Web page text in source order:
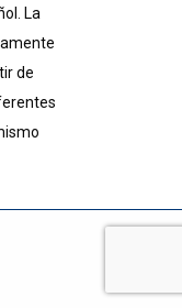
La
de